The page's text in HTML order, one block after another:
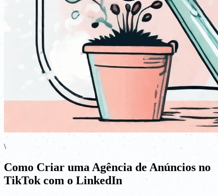
\
Como Criar uma Agência de Anúncios no
TikTok com o LinkedIn